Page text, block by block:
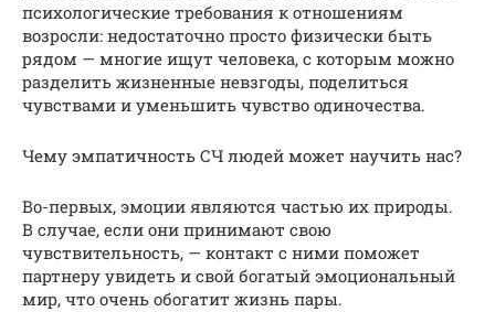
психологические требования к отношениям
возросли: недостаточно просто физически быть
рядом — многие ищут человека, с которым можно
разделить жизненные невзгоды, поделиться
чувствами и уменьшить чувство одиночества.
Чему эмпатичность СЧ людей может научить нас?
Во-первых, эмоции являются частью их природы.
В случае, если они принимают свою
чувствительность, — контакт с ними поможет
партнеру увидеть и свой богатый эмоциональный
мир, что очень обогатит жизнь пары.